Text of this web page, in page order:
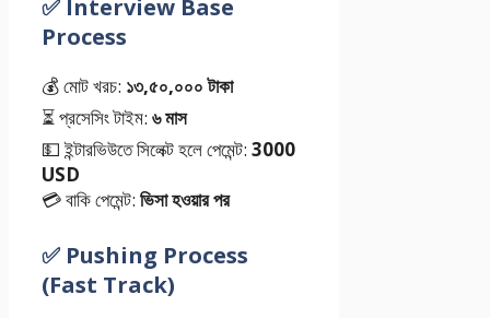
✅ Interview Base
Process
💰 মোট খরচ: ১৩,৫০,০০০ টাকা
⏳ প্রসেসিং টাইম: ৬ মাস
💵 ইন্টারভিউতে সিলেক্ট হলে পেমেন্ট: 3000
USD
💳 বাকি পেমেন্ট: ভিসা হওয়ার পর
✅ Pushing Process
(Fast Track)